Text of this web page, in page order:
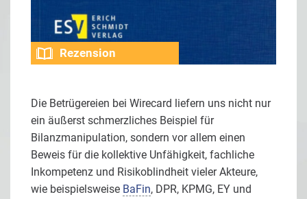
Rezension
Die Betrügereien bei Wirecard liefern uns nicht nur
ein äußerst schmerzliches Beispiel für
Bilanzmanipulation, sondern vor allem einen
Beweis für die kollektive Unfähigkeit, fachliche
Inkompetenz und Risikoblindheit vieler Akteure,
wie beispielsweise BaFin, DPR, KPMG, EY und